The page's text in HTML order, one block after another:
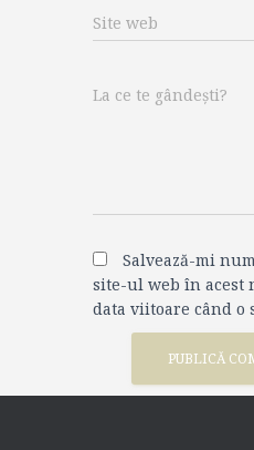
Site web
La ce te gândești?
Salvează-mi
site-ul web în acest
data viitoare când o